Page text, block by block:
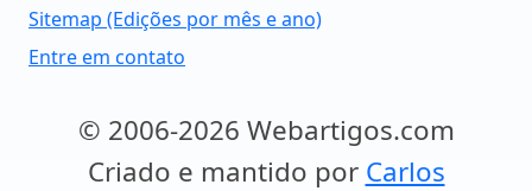
Sitemap (Edições por mês e ano)
Entre em contato
© 2006-2026 Webartigos.com
Criado e mantido por Carlos